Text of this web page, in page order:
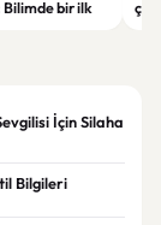
bir ilk
İçin Silaha
Bilgileri